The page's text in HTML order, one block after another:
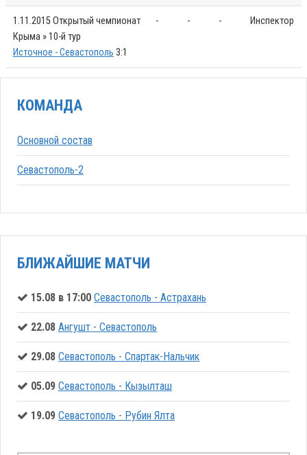
1.11.2015Открытый чемпионат
Крыма » 10-й тур
Источное - Севастополь 3:1
- - - Инспектор
КОМАНДА
Основной состав
Севастополь-2
БЛИЖАЙШИЕ МАТЧИ
15.08 в 17:00 Севастополь - Астрахань
22.08 Ангушт - Севастополь
29.08 Севастополь - Спартак-Нальчик
05.09 Севастополь - Кызылташ
19.09 Севастополь - Рубин Ялта